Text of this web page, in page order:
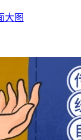
大图